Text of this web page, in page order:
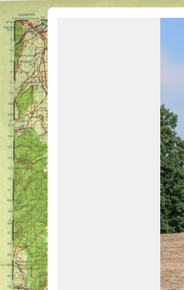
Bienvenue sur LE forum des passionnés